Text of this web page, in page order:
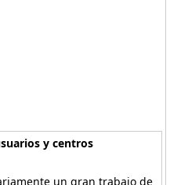
y centros
un gran trabajo de